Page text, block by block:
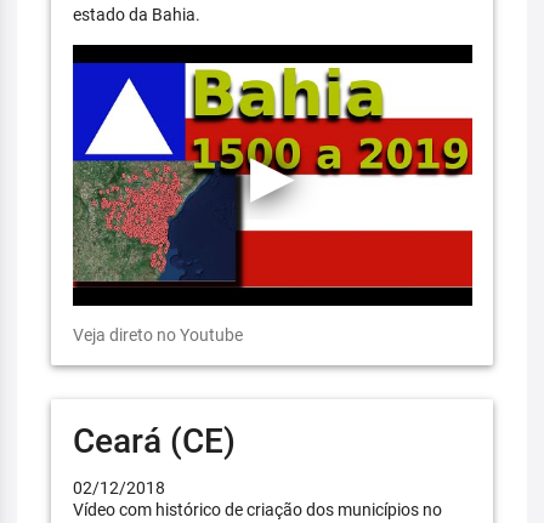
estado da Bahia.
Veja direto no Youtube
Ceará (CE)
02/12/2018
Vídeo com histórico de criação dos municípios no